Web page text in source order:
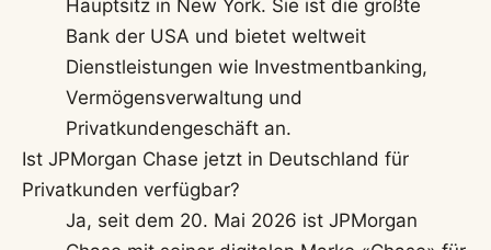
Hauptsitz in New York. Sie ist die größte
Bank der USA und bietet weltweit
Dienstleistungen wie Investmentbanking,
Vermögensverwaltung und
Privatkundengeschäft an.
Ist JPMorgan Chase jetzt in Deutschland für
Privatkunden verfügbar?
Ja, seit dem 20. Mai 2026 ist JPMorgan